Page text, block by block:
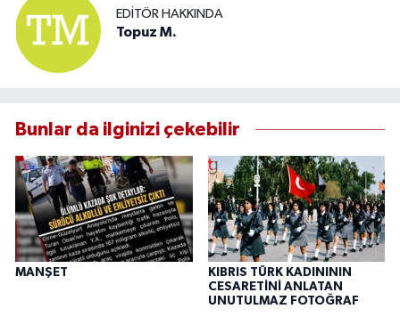
EDITÖR HAKKINDA
Topuz M.
Bunlar da ilginizi çekebilir
MANŞET
KIBRIS TÜRK KADINININ
CESARETİNİ ANLATAN
UNUTULMAZ FOTOĞRAF